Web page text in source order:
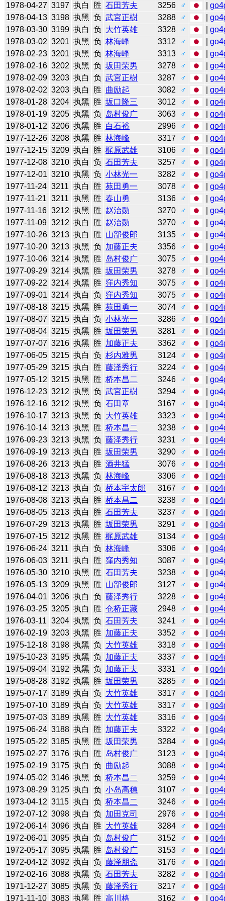
1978-04-27 3197 执白 胜 石田芳夫 3256 ♂ |
1978-04-13 3198 执黑 负 武宮正樹 3288 ♂ |
1978-03-30 3199 执白 负 大竹英雄 3328 ♂ |
1978-03-02 3201 执黑 负 林海峰 3312 ♂ |
1978-02-23 3201 执黑 负 林海峰 3313 ♂ |
1978-02-16 3202 执黑 负 坂田荣男 3278 ♂ |
1978-02-09 3203 执白 负 武宮正樹 3287 ♂ |
1978-02-02 3203 执白 胜 曲励起 3082 ♂ |
1978-01-28 3204 执黑 胜 坂口隆三 3012 ♂ |
1978-01-19 3205 执黑 负 岛村俊广 3063 ♂ |
1978-01-12 3206 执黑 胜 白石裕 2996 ♂ |
1977-12-26 3208 执黑 胜 林海峰 3317 ♂ |
1977-12-15 3209 执白 胜 梶原武雄 3106 ♂ |
1977-12-08 3210 执白 负 石田芳夫 3257 ♂ |
1977-12-01 3210 执黑 负 小林光一 3282 ♂ |
1977-11-24 3211 执白 胜 苑田勇一 3078 ♂ |
1977-11-21 3211 执黑 胜 春山勇 3136 ♂ |
1977-11-16 3212 执黑 胜 赵治勋 3270 ♂ |
1977-11-09 3212 执白 胜 赵治勋 3270 ♂ |
1977-10-26 3213 执白 胜 山部俊郎 3135 ♂ |
1977-10-20 3213 执黑 负 加藤正夫 3356 ♂ |
1977-10-06 3214 执黑 胜 岛村俊广 3075 ♂ |
1977-09-29 3214 执黑 胜 坂田荣男 3278 ♂ |
1977-09-22 3214 执黑 胜 窪内秀知 3075 ♂ |
1977-09-01 3214 执白 负 窪内秀知 3075 ♂ |
1977-08-18 3215 执黑 胜 苑田勇一 3074 ♂ |
1977-08-07 3215 执白 负 小林光一 3286 ♂ |
1977-08-04 3215 执黑 胜 坂田荣男 3281 ♂ |
1977-07-07 3216 执黑 胜 加藤正夫 3362 ♂ |
1977-06-05 3215 执白 负 杉内雅男 3124 ♂ |
1977-05-29 3215 执白 胜 藤泽秀行 3224 ♂ |
1977-05-12 3215 执黑 胜 桥本昌二 3246 ♂ |
1976-12-23 3212 执黑 负 武宮正樹 3294 ♂ |
1976-12-16 3212 执黑 负 石田章 3167 ♂ |
1976-10-17 3213 执黑 负 大竹英雄 3323 ♂ |
1976-10-14 3213 执黑 胜 桥本昌二 3238 ♂ |
1976-09-23 3213 执黑 负 藤泽秀行 3231 ♂ |
1976-09-19 3213 执白 胜 坂田荣男 3290 ♂ |
1976-08-26 3213 执白 胜 酒井猛 3076 ♂ |
1976-08-18 3213 执黑 负 林海峰 3306 ♂ |
1976-08-12 3213 执白 负 桥本宇太郎 3167 ♂ |
1976-08-08 3213 执白 胜 桥本昌二 3238 ♂ |
1976-08-05 3213 执白 胜 石田芳夫 3237 ♂ |
1976-07-29 3213 执黑 胜 坂田荣男 3291 ♂ |
1976-07-15 3212 执黑 胜 梶原武雄 3134 ♂ |
1976-06-24 3211 执白 负 林海峰 3306 ♂ |
1976-06-03 3211 执白 胜 窪内秀知 3087 ♂ |
1976-05-30 3210 执黑 胜 石田芳夫 3238 ♂ |
1976-05-13 3209 执黑 胜 山部俊郎 3127 ♂ |
1976-04-01 3206 执白 负 藤泽秀行 3228 ♂ |
1976-03-25 3205 执白 胜 仓桥正藏 2948 ♂ |
1976-03-11 3204 执黑 负 石田芳夫 3241 ♂ |
1976-02-19 3203 执黑 胜 加藤正夫 3352 ♂ |
1975-12-18 3198 执黑 负 大竹英雄 3318 ♂ |
1975-10-23 3195 执黑 负 加藤正夫 3337 ♂ |
1975-09-04 3192 执黑 负 加藤正夫 3331 ♂ |
1975-08-28 3192 执黑 胜 坂田荣男 3285 ♂ |
1975-07-17 3189 执白 负 大竹英雄 3317 ♂ |
1975-07-10 3189 执白 负 大竹英雄 3317 ♂ |
1975-07-03 3189 执黑 胜 大竹英雄 3316 ♂ |
1975-06-24 3188 执白 胜 加藤正夫 3322 ♂ |
1975-05-22 3185 执黑 胜 坂田荣男 3284 ♂ |
1975-02-27 3176 执白 胜 岛村俊广 3123 ♂ |
1975-02-19 3175 执白 负 曲励起 3088 ♂ |
1974-05-02 3146 执黑 负 桥本昌二 3259 ♂ |
1973-08-29 3125 执白 负 小岛高穗 3107 ♂ |
1973-04-12 3115 执白 负 桥本昌二 3246 ♂ |
1972-07-12 3098 执白 负 加田克司 2976 ♂ |
1972-06-14 3096 执白 胜 大竹英雄 3284 ♂ |
1972-06-01 3095 执白 负 岛村俊广 3152 ♂ |
1972-05-17 3095 执黑 胜 岛村俊广 3153 ♂ |
1972-04-12 3092 执白 负 藤泽朋斋 3176 ♂ |
1972-02-16 3088 执黑 负 石田芳夫 3282 ♂ |
1971-12-27 3085 执黑 负 藤泽秀行 3217 ♂ |
1971-11-10 3083 执黑 胜 高川格 3162 ♂ |